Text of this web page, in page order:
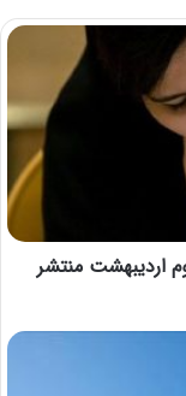
اردیبهشت منتشر